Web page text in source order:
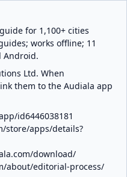
for 1,100+ cities
works offline; 11
Android.
Ltd. When
them to the Audiala app
id6446038181
store/apps/details?
download/
about/editorial-process/